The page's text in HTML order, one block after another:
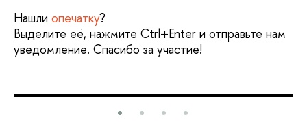
Нашли опечатку?
Выделите её, нажмите Ctrl+Enter и отправьте нам
уведомление. Спасибо за участие!